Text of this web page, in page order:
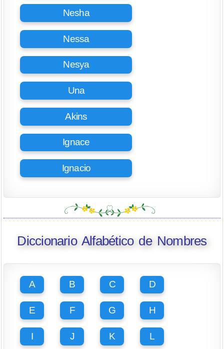
Nesha
Nessa
Nesya
Una
Akins
Ignace
Ignacio
Diccionario Alfabético de Nombres
A B C D
E F G H
I J K L